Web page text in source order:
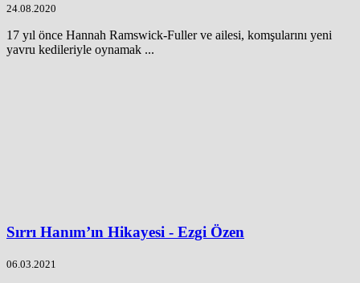
24.08.2020
17 yıl önce Hannah Ramswick-Fuller ve ailesi, komşularını yeni
yavru kedileriyle oynamak ...
Sırrı Hanım’ın Hikayesi - Ezgi Özen
06.03.2021